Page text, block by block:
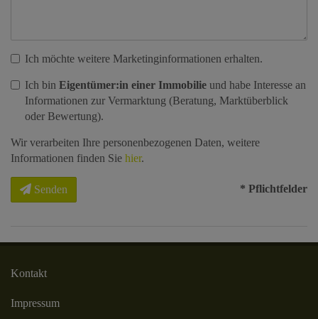
Ich möchte weitere Marketinginformationen erhalten.
Ich bin Eigentümer:in einer Immobilie und habe Interesse an
Informationen zur Vermarktung (Beratung, Marktüberblick
oder Bewertung).
Wir verarbeiten Ihre personenbezogenen Daten, weitere
Informationen finden Sie hier.
Senden * Pflichtfelder
Kontakt
Impressum